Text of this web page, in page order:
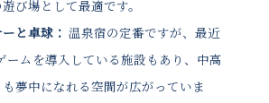
び場として最適です。
と卓球： 温泉宿の定番ですが、最近
ームを導入している施設もあり、中高
夢中になれる空間が広がっていま